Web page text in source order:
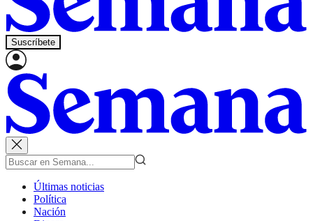
Suscríbete
Últimas noticias
Política
Nación